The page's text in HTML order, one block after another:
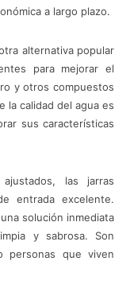
a largo plazo.
alternativa popular
para mejorar el
y otros compuestos
la calidad del agua es
sus características
las jarras
entrada excelente.
solución inmediata
y sabrosa. Son
personas que viven